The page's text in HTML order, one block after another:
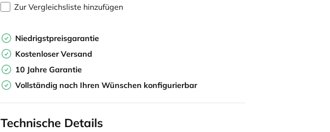
Zur Vergleichsliste hinzufügen
Niedrigstpreisgarantie
Kostenloser Versand
10 Jahre Garantie
Vollständig nach Ihren Wünschen konfigurierbar
Technische Details